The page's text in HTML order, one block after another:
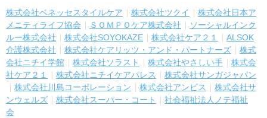
株式会社ベネッセスタイルケア 株式会社ツクイ
株式会社日本ア
メニティライフ協会
ＳＯＭＰＯケア株式会社
ソーシャルインク
ルー株式会社
株式会社SOYOKAZE 株式会社ケア２１
ALSOK
介護株式会社
株式会社ケアリッツ・アンド・パートナーズ
株式
会社ニチイ学館
株式会社ソラスト 株式会社やさしい手
株式会
社ケア２１
株式会社ニチイケアパレス
株式会社サンガジャパン
株式会社川島コーポレーション
株式会社アンビス
株式会社サ
ンウェルズ
株式会社スーパー・コート
社会福祉法人ノテ福祉
会